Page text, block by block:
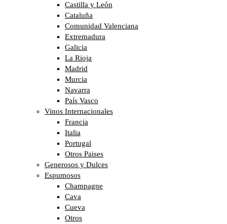
Castilla y León
Cataluña
Comunidad Valenciana
Extremadura
Galicia
La Rioja
Madrid
Murcia
Navarra
País Vasco
Vinos Internacionales
Francia
Italia
Portugal
Otros Paises
Generosos y Dulces
Espumosos
Champagne
Cava
Cueva
Otros